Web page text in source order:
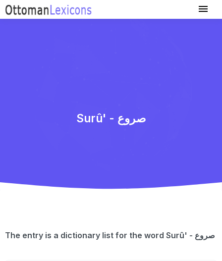
Surû' - صروع
The entry is a dictionary list for the word Surû' - صروع